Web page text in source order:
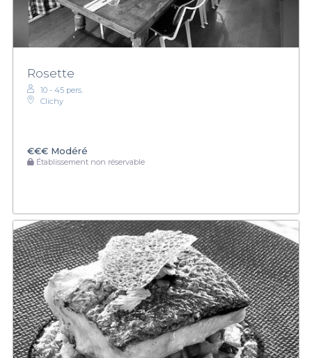
Rosette
10 - 45 pers.
Clichy
€€€ Modéré
Établissement non réservable